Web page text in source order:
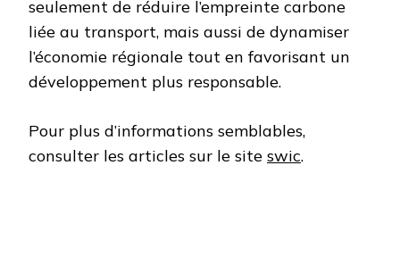
seulement de réduire l’empreinte carbone
liée au transport, mais aussi de dynamiser
l’économie régionale tout en favorisant un
développement plus responsable.
Pour plus d’informations semblables,
consulter les articles sur le site swic.